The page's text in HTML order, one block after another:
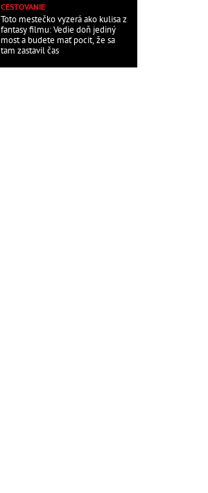
CESTOVANIE
Toto mestečko vyzerá ako kulisa z
fantasy filmu: Vedie doň jediný
most a budete mať pocit, že sa
tam zastavil čas